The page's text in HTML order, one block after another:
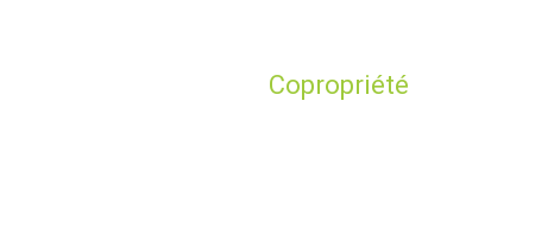
Copropriété